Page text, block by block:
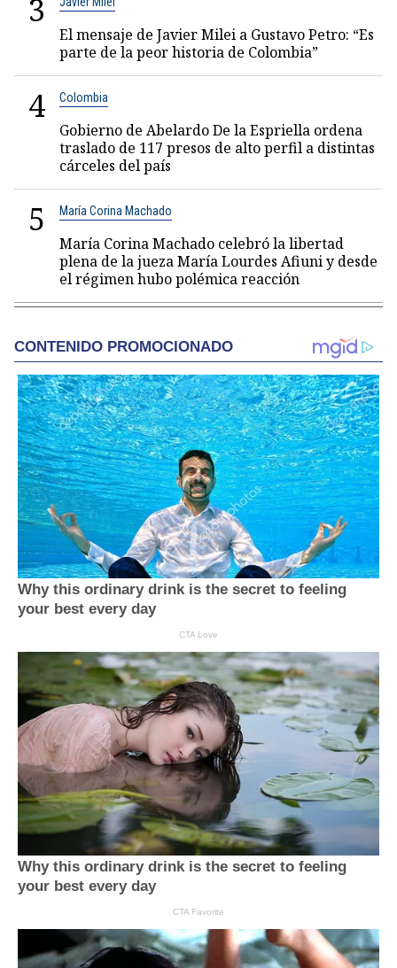
3
El mensaje de Javier Milei a Gustavo Petro: “Es
parte de la peor historia de Colombia”
4 Colombia
Gobierno de Abelardo De la Espriella ordena
traslado de 117 presos de alto perfil a distintas
cárceles del país
5 María Corina Machado
María Corina Machado celebró la libertad
plena de la jueza María Lourdes Afiuni y desde
el régimen hubo polémica reacción